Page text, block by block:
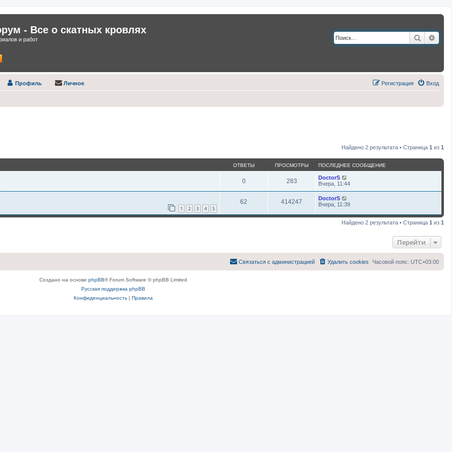
- Все о скатных кровлях
и работ Поиск
Профиль Личное Вход
Регистрация
Найдено 2 результата • Страница 1 из 1
ОТВЕТЫ ПРОСМОТРЫ ПОСЛЕДНЕЕ СООБЩЕНИЕ
0 283
DoctorS
Вчера, 11:44
1 2 3 4 5
62 414247
DoctorS
Вчера, 11:39
Найдено 2 результата • Страница 1 из 1
Перейти
Часовой пояс: UTC+03:00
Удалить cookies
Связаться с администрацией
Создано на основе phpBB® Forum Software © phpBB Limited
Русская поддержка phpBB
Конфиденциальность| Правила